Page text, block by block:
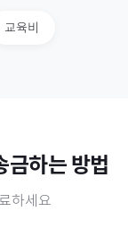
교육비
금하는 방법
하세요